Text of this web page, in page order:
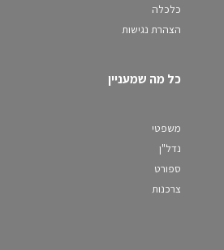
כלכלה
הצהרת נגישות
כל מה שמעניין
משפטי
נדל"ן
ספורט
צרכנות